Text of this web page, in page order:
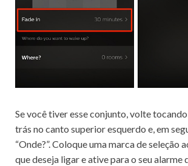
Se você tiver esse conjunto, volte
trás no canto superior esquerdo e, em
“Onde?”.Coloque uma marca de seleção
que deseja ligar e ative para o seu alarme